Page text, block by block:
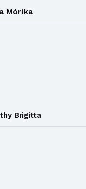
Mónika
Brigitta